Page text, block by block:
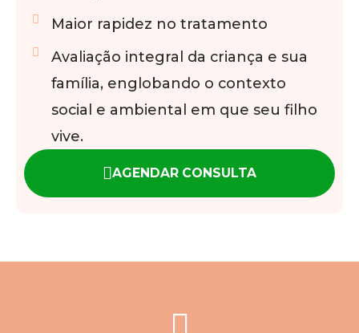
Maior rapidez no tratamento
Avaliação integral da criança e sua
família, englobando o contexto
social e ambiental em que seu filho
vive.
AGENDAR CONSULTA